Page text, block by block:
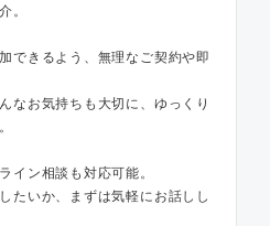
。
できるよう、無理なご契約や即
なお気持ちも大切に、ゆっくり
イン相談も対応可能。
たいか、まずは気軽にお話しし